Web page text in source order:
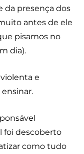
da presença dos
antes de ele
pisamos no
dia).
e
foi descoberto
como tudo